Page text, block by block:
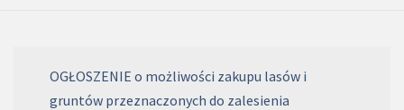
OGŁOSZENIE o możliwości zakupu lasów i
gruntów przeznaczonych do zalesienia